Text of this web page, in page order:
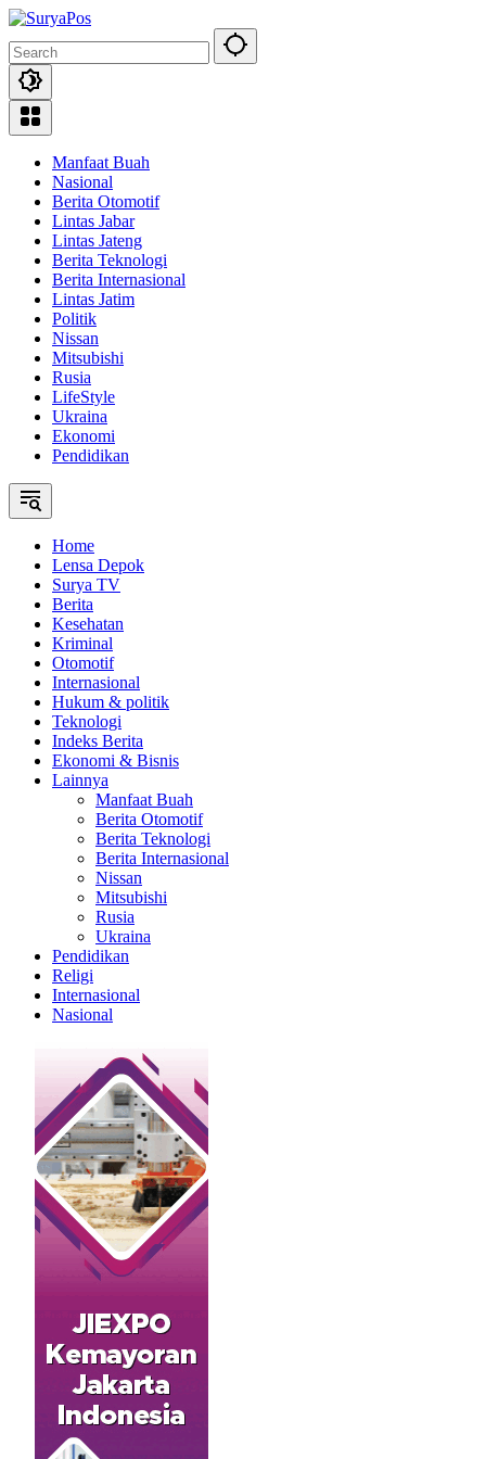
Skip
content
Manfaat Buah
Nasional
Berita Otomotif
Lintas Jabar
Lintas Jateng
Berita Teknologi
Berita Internasional
Lintas Jatim
Politik
Nissan
Mitsubishi
Rusia
LifeStyle
Ukraina
Ekonomi
Pendidikan
Home
Lensa Depok
Surya TV
Berita
Kesehatan
Kriminal
Otomotif
Internasional
Hukum & politik
Teknologi
Indeks Berita
Ekonomi & Bisnis
Lainnya
Manfaat Buah
Berita Otomotif
Berita Teknologi
Berita Internasional
Nissan
Mitsubishi
Rusia
Ukraina
Pendidikan
Religi
Internasional
Nasional